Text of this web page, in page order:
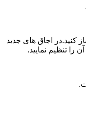
کنید.در اجاق های جدید
را تنظیم نمایید.